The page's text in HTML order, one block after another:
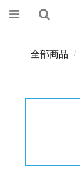
全部商品